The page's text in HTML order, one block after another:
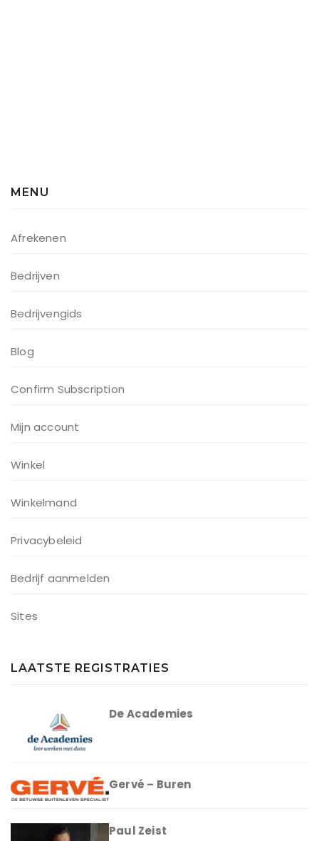
MENU
Afrekenen
Bedrijven
Bedrijvengids
Blog
Confirm Subscription
Mijn account
Winkel
Winkelmand
Privacybeleid
Bedrijf aanmelden
Sites
LAATSTE REGISTRATIES
De Academies
Gervé – Buren
Paul Zeist